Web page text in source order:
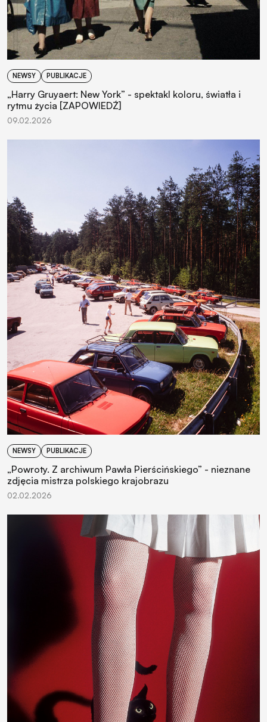
NEWSY PUBLIKACJE
„Harry Gruyaert: New York” - spektakl koloru, światła i
rytmu życia [ZAPOWIEDŹ]
09.02.2026
NEWSY PUBLIKACJE
„Powroty. Z archiwum Pawła Pierścińskiego” - nieznane
zdjęcia mistrza polskiego krajobrazu
02.02.2026